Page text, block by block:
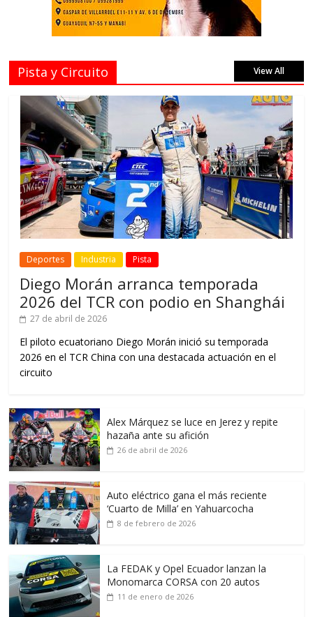
Pista y Circuito View All
Deportes Industria Pista
Diego Morán arranca temporada
2026 del TCR con podio en Shanghái
27 de abril de 2026
El piloto ecuatoriano Diego Morán inició su temporada
2026 en el TCR China con una destacada actuación en el
circuito
Alex Márquez se luce en Jerez y repite
hazaña ante su afición
26 de abril de 2026
Auto eléctrico gana el más reciente
‘Cuarto de Milla’ en Yahuarcocha
8 de febrero de 2026
La FEDAK y Opel Ecuador lanzan la
Monomarca CORSA con 20 autos
11 de enero de 2026